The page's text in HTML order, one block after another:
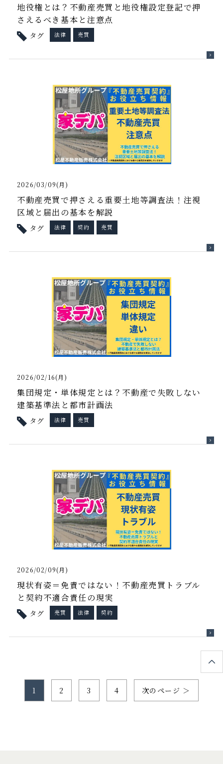
地役権とは？不動産売買と地役権設定登記で押
さえるべき基本と注意点
タグ 法律 売買
2026/03/09(月)
不動産売買で押さえる重要土地等調査法！注視
区域と届出の基本を解説
タグ 法律 契約 売買
2026/02/16(月)
集団規定・単体規定とは？不動産で失敗しない
建築基準法と都市計画法
タグ 法律 売買
2026/02/09(月)
現状有姿＝免責ではない！不動産売買トラブル
と契約不適合責任の現実
タグ 売買 法律 契約
1 2 3 4 次のページ ＞